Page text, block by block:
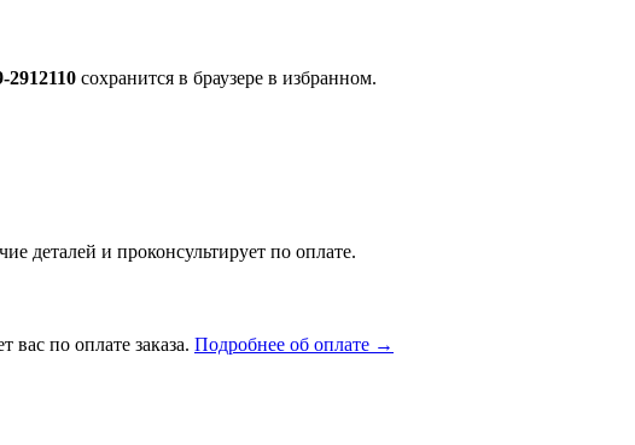
2912110 сохранится в браузере в избранном.
деталей и проконсультирует по оплате.
по оплате заказа. Подробнее об оплате →